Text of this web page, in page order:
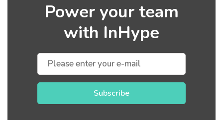
Power your team
with InHype
Subscribe